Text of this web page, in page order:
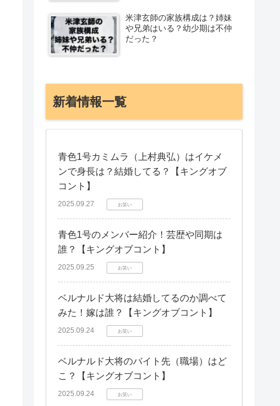
米津玄師の家族構成は？姉妹
や兄弟はいる？幼少期は不仲
だった？
新着情報一覧
青色1号カミムラ（上村典弘）はイケメ
ンで身長は？結婚してる？【キングオブ
コント】
2025.09.27 お笑い
青色1号のメンバー紹介！芸歴や同期は
誰？【キングオブコント】
2025.09.25 お笑い
ベルナルド大将は結婚してるのか調べて
みた！嫁は誰？【キングオブコント】
2025.09.24 お笑い
ベルナルド大将のバイト先（職場）はど
こ？【キングオブコント】
2025.09.24 お笑い